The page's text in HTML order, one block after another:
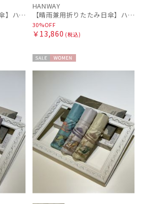
【晴雨兼用折りたたみ日傘】ハンウェイ (HANWAY) Socal Gir（ソーカル・ガール） 暑さ対策、紫外線対策、親骨：～50cm 雨の日OK 遮光 UV 晴雨兼用
HANWAY
【晴雨兼用折りたたみ日傘】ハンウェイ (HANWAY) Vintage rendezvous（ヴィンテージ・ランデブー）暑さ対策、紫外線対策、親骨：51～55cm 雨の日OK 遮光 UV
30%OFF
￥13,860 (税込)